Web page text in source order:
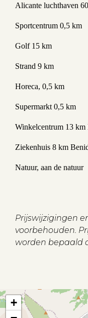
Alicante luchthaven
Sportcentrum 0,5 km
Golf 15 km
Strand 9 km
Horeca, 0,5 km
Supermarkt 0,5 km
Winkelcentrum 13
Ziekenhuis 8 km
Natuur, aan de natuur
Prijswijzigingen
voorbehouden.
worden bepaald
+